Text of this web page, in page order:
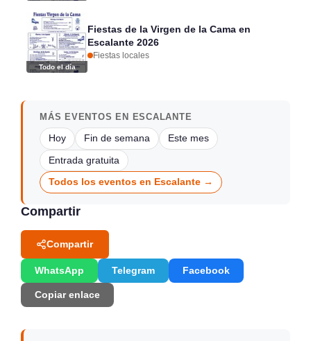
Todo el día
Fiestas de la Virgen de la Cama en
Escalante 2026
Fiestas locales
MÁS EVENTOS EN ESCALANTE
Hoy Fin de semana Este mes
Entrada gratuita
Todos los eventos en Escalante →
Compartir
Compartir
WhatsApp Telegram Facebook
Copiar enlace